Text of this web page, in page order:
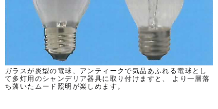
ガラスが炎型の電球、アンティークで気品あふれる電球とし
て多灯用のシャンデリア器具に取り付けますと、 より一層落
ち藩いたムード照明が楽しめます。